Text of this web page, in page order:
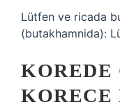
Lütfen ve ricada
(butakhamnida):